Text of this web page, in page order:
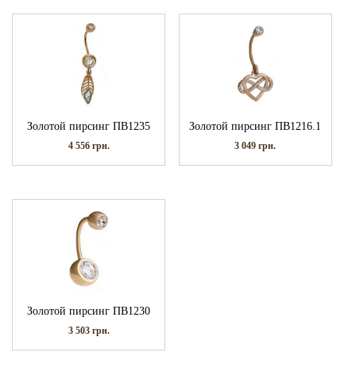
Золотой пирсинг ПВ1235
4 556 грн.
Золотой пирсинг ПВ1216.1
3 049грн.
Золотой пирсинг ПВ1230
3 503 грн.